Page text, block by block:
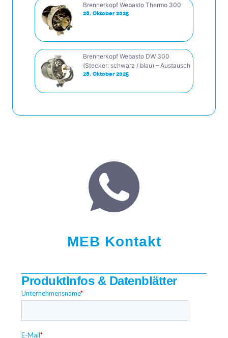
Brennerkopf Webasto Thermo 300
28. Oktober 2025
Brennerkopf Webasto DW 300
(Stecker: schwarz / blau) – Austausch
28. Oktober 2025
MEB Kontakt
ProduktInfos & Datenblätter